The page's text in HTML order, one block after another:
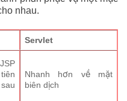
nhau.
Servlet
Nhanh hơn về mặt
biên dịch